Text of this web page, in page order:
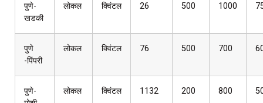
पुणे-
खडकी
लोकल क्विंटल 26 500 1000
पुणे
-पिंपरी
लोकल क्विंटल 76 500 700
पुणे-
लोकल क्विंटल 1132 200 800